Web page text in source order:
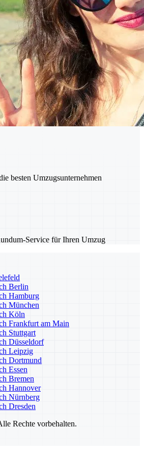
besten Umzugsunternehmen
Service für Ihren Umzug
Berlin
Hamburg
München
Köln
Frankfurt am Main
Stuttgart
Düsseldorf
Leipzig
Dortmund
Essen
Bremen
Hannover
Nürnberg
Dresden
Rechte vorbehalten.